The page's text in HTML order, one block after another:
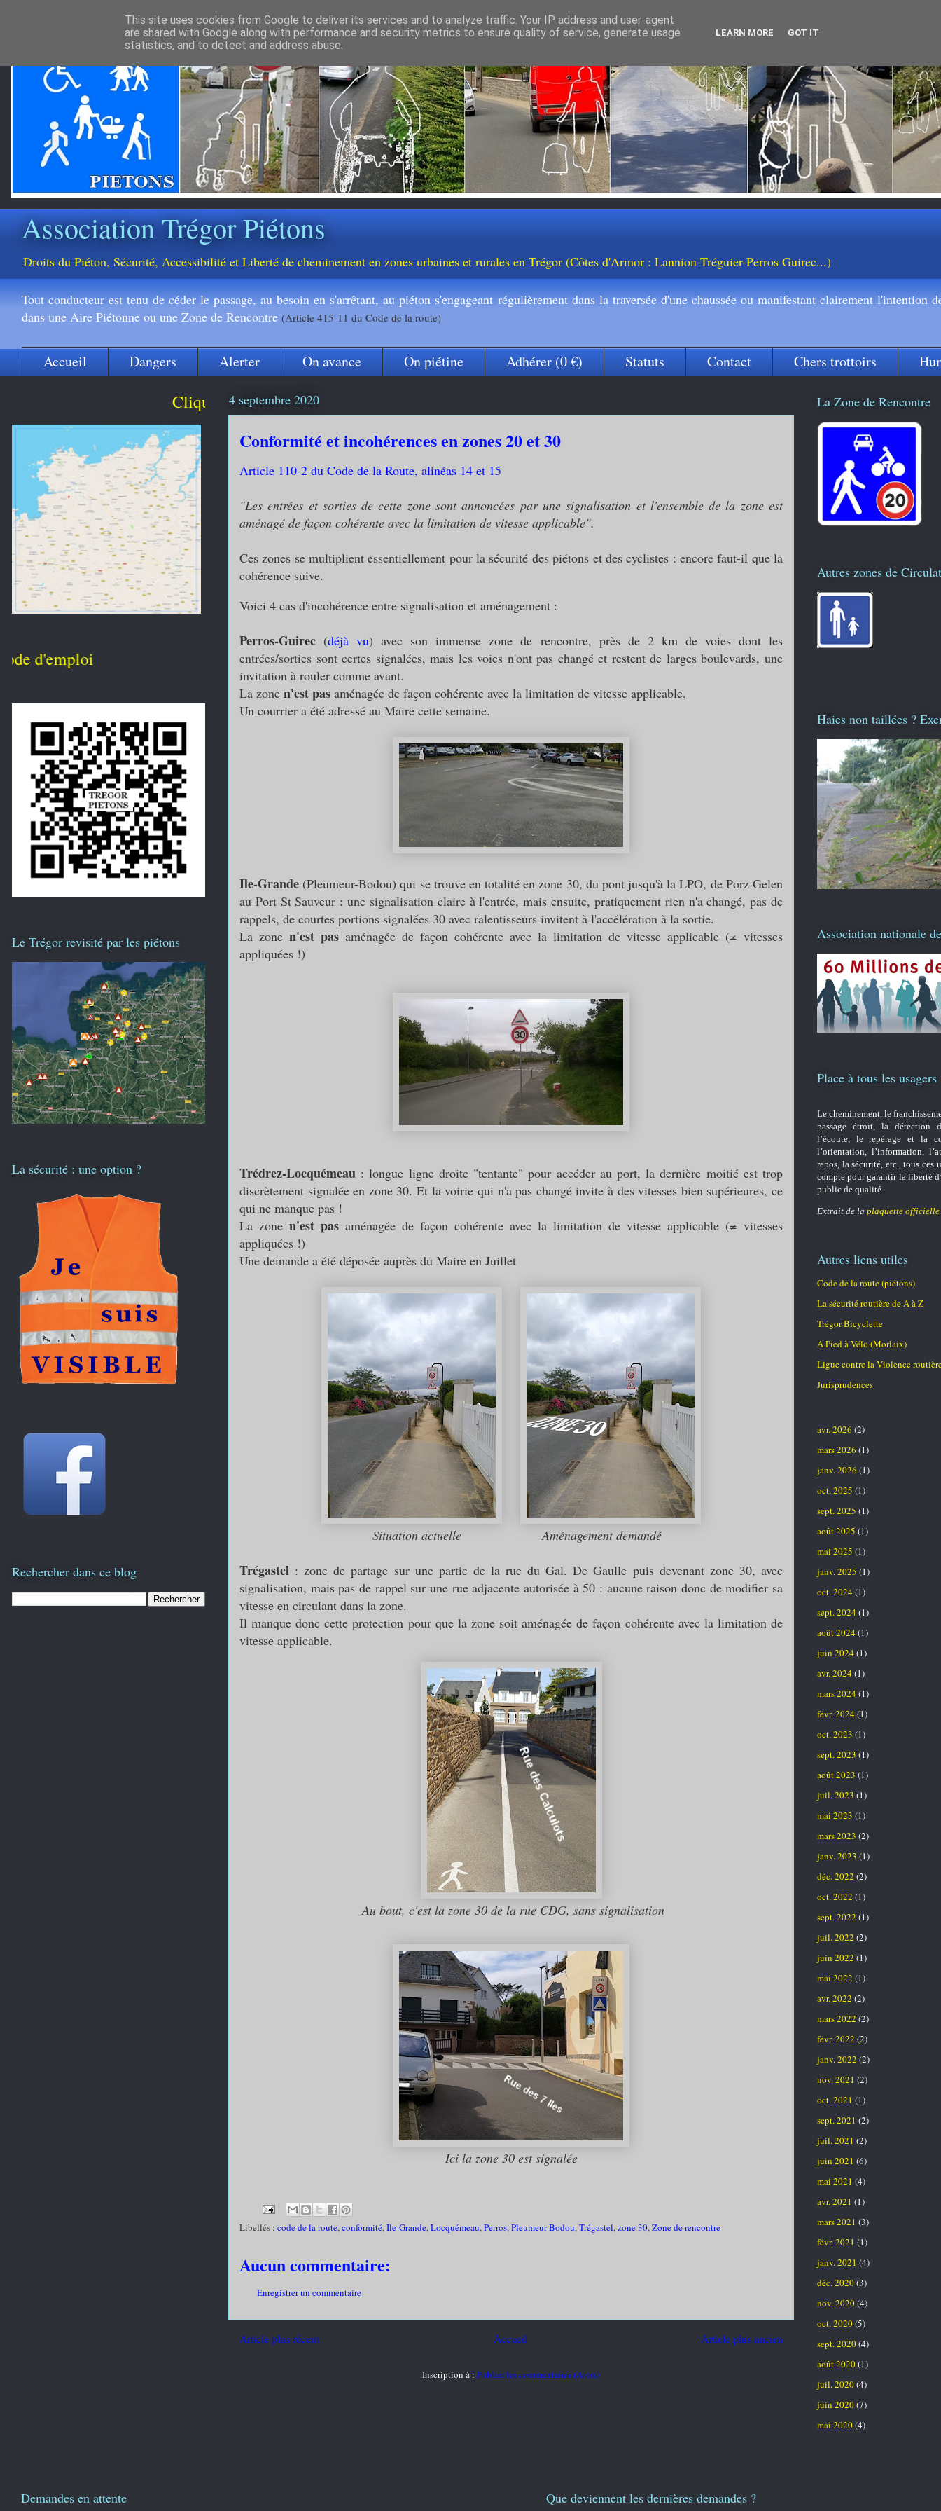
Association Trégor Piétons
Droits du Piéton, Sécurité, Accessibilité et Liberté de cheminement en zones urbaines et rurales en Trégor (Côtes d'Armor : Lannion-Tréguier-Perros Guirec...)
Tout conducteur est tenu de céder le passage, au besoin en s'arrêtant, au piéton s'engageant régulièrement dans la traversée d'une chaussée ou manifestant clairement l'intention
dans une Aire Piétonne ou une Zone de Rencontre (Article 415-11 du Code de la route)
Accueil Dangers Alerter On avance On piétine Adhérer (0 €) Statuts Contact Chers trottoirs
4 septembre 2020
Conformité et incohérences en zones 20 et 30
Article 110-2 du Code de la Route, alinéas 14 et 15
"Les entrées et sorties de cette zone sont annoncées par une signalisation et l'ensemble de la zone est
aménagé de façon cohérente avec la limitation de vitesse applicable".
Ces zones se multiplient essentiellement pour la sécurité des piétons et des cyclistes : encore faut-il que la
cohérence suive.
Voici 4 cas d'incohérence entre signalisation et aménagement :
Perros-Guirec (déjà vu) avec son immense zone de rencontre, près de 2 km de voies dont les
entrées/sorties sont certes signalées, mais les voies n'ont pas changé et restent de larges boulevards, une
invitation à rouler comme avant.
La zone n'est pas aménagée de façon cohérente avec la limitation de vitesse applicable.
Un courrier a été adressé au Maire cette semaine.
Ile-Grande (Pleumeur-Bodou) qui se trouve en totalité en zone 30, du pont jusqu'à la LPO, de Porz Gelen
au Port St Sauveur : une signalisation claire à l'entrée, mais ensuite, pratiquement rien n'a changé, pas de
rappels, de courtes portions signalées 30 avec ralentisseurs invitent à l'accélération à la sortie.
La zone n'est pas aménagée de façon cohérente avec la limitation de vitesse applicable (≠ vitesses
appliquées !)
Trédrez-Locquémeau : longue ligne droite "tentante" pour accéder au port, la dernière moitié est trop
discrètement signalée en zone 30. Et la voirie qui n'a pas changé invite à des vitesses bien supérieures, ce
qui ne manque pas !
La zone n'est pas aménagée de façon cohérente avec la limitation de vitesse applicable (≠ vitesses
appliquées !)
Une demande a été déposée auprès du Maire en Juillet
Situation actuelle Aménagement demandé
Trégastel : zone de partage sur une partie de la rue du Gal. De Gaulle puis devenant zone 30, avec
signalisation, mais pas de rappel sur une rue adjacente autorisée à 50 : aucune raison donc de modifier sa
vitesse en circulant dans la zone.
Il manque donc cette protection pour que la zone soit aménagée de façon cohérente avec la limitation de
vitesse applicable.
Au bout, c'est la zone 30 de la rue CDG, sans signalisation
Ici la zone 30 est signalée
Libellés : code de la route,conformité,Ile-Grande,Locquémeau,Perros,Pleumeur-Bodou,Trégastel,zone 30,Zone de rencontre
Aucun commentaire:
Enregistrer un commentaire
Article plus récent Article plus ancien
Accueil
Inscription à : Publier les commentaires (Atom)
Cliquez sur cette carte participative ou scannez le QR Code pour signaler un problème
Le Trégor revisité par les piétons
La sécurité : une option ?
Rechercher dans ce blog
La Zone de Rencontre
Autres zones de
Haies non taillées ?
Association nationale
Place à tous les usagers
Le cheminement, le
passage étroit, la détection
l’écoute, le repérage et la
l’orientation, l’information,
repos, la sécurité, etc.,tous ces
compte pour garantir la liberté
public de qualité.
Extrait de la plaquette officielle
Autres liens utiles
Code de la route (piétons)
La sécurité routière de A à Z
Trégor Bicyclette
A Pied à Vélo (Morlaix)
Ligue contre la Violence
Jurisprudences
avr. 2026 (2)
mars 2026 (1)
janv. 2026 (1)
oct. 2025 (1)
sept. 2025 (1)
août 2025 (1)
mai 2025 (1)
janv. 2025 (1)
oct. 2024 (1)
sept. 2024 (1)
août 2024 (1)
juin 2024 (1)
avr. 2024 (1)
mars 2024 (1)
févr. 2024 (1)
oct. 2023 (1)
sept. 2023 (1)
août 2023 (1)
juil. 2023 (1)
mai 2023 (1)
mars 2023 (2)
janv. 2023 (1)
déc. 2022 (2)
oct. 2022 (1)
sept. 2022 (1)
juil. 2022 (2)
juin 2022 (1)
mai 2022 (1)
avr. 2022 (2)
mars 2022 (2)
févr. 2022 (2)
janv. 2022 (2)
nov. 2021 (2)
oct. 2021 (1)
sept. 2021 (2)
juil. 2021 (2)
juin 2021 (6)
mai 2021 (4)
avr. 2021 (1)
mars 2021 (3)
févr. 2021 (1)
janv. 2021 (4)
déc. 2020(3)
nov. 2020(4)
oct. 2020(5)
sept. 2020(4)
août 2020(1)
juil. 2020(4)
juin 2020(7)
mai 2020(4)
Demandes en attente Que deviennent les dernières demandes ?
This site uses cookies from Google to deliver its services and to analyze traffic. Your IP address and user-agent
are shared with Google along with performance and security metrics to ensure quality of service, generate usage
statistics, and to detect and address abuse.
LEARN MORE GOT IT